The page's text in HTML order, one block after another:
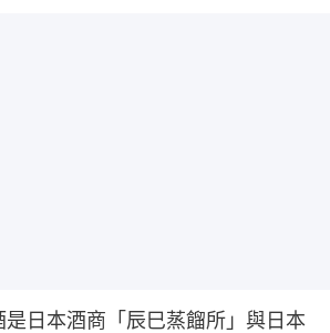
日本酒商「辰巳蒸餾所」與日本